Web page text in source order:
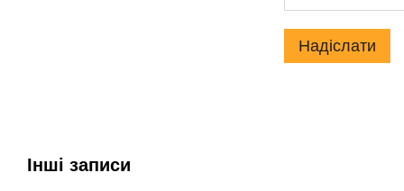
Надіслати
Інші записи